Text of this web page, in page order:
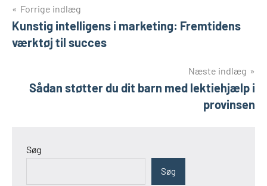
Indlægsnavigation
Forrige indlæg
Kunstig intelligens i marketing: Fremtidens
værktøj til succes
Næste indlæg
Sådan støtter du dit barn med lektiehjælp i
provinsen
Søg
Søg